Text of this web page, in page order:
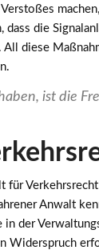
die
diese
ist die
für Verkehrsrecht
Anwalt
der
Widerspruch